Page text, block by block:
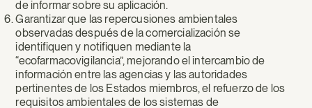
de informar sobre su aplicación.
Garantizar que las repercusiones ambientales
observadas después de la comercialización se
identifiquen y notifiquen mediante la
“ecofarmacovigilancia”, mejorando el intercambio de
información entre las agencias y las autoridades
pertinentes de los Estados miembros, el refuerzo de los
requisitos ambientales de los sistemas de